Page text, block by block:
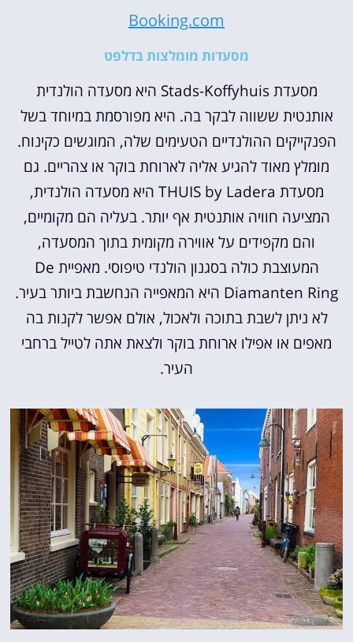
Booking.com
מסעדות מומלצות בדלפט
מסעדת Stads-Koffyhuis היא מסעדה הולנדית
אותנטית ששווה לבקר בה. היא מפורסמת במיוחד בשל
הפנקייקים ההולנדיים הטעימים שלה, המוגשים כקינוח.
מומלץ מאוד להגיע אליה לארוחת בוקר או צהריים. גם
מסעדת THUIS by Ladera היא מסעדה הולנדית,
המציעה חוויה אותנטית אף יותר. בעליה הם מקומיים,
והם מקפידים על אווירה מקומית בתוך המסעדה,
המעוצבת כולה בסגנון הולנדי טיפוסי. מאפיית De
Diamanten Ring היא המאפייה הנחשבת ביותר בעיר.
לא ניתן לשבת בתוכה ולאכול, אולם אפשר לקנות בה
מאפים או אפילו ארוחת בוקר ולצאת אתה לטייל ברחבי
העיר.